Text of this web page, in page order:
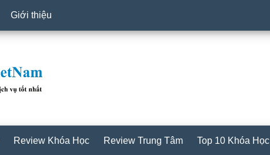
Giới thiệu
Review Khóa Học Review Trung Tâm Top 10 Khóa Học